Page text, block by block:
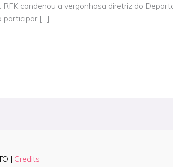
condenou a vergonhosa diretriz do
participar […]
| Credits